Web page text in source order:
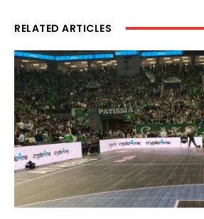
RELATED ARTICLES